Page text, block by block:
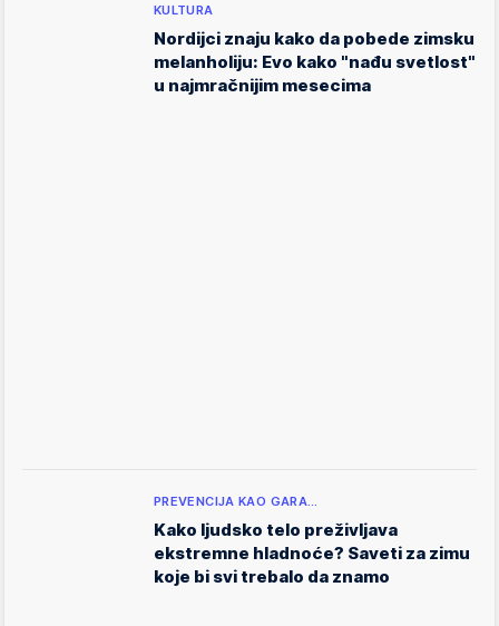
KULTURA
Nordijci znaju kako da pobede zimsku
melanholiju: Evo kako "nađu svetlost"
u najmračnijim mesecima
PREVENCIJA KAO GARA…
Kako ljudsko telo preživljava
ekstremne hladnoće? Saveti za zimu
koje bi svi trebalo da znamo